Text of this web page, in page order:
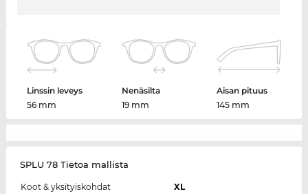
Linssin leveys
56 mm
Nenäsilta
19 mm
Aisan pituus
145 mm
SPLU 78 Tietoa mallista
Koot & yksityiskohdat
XL